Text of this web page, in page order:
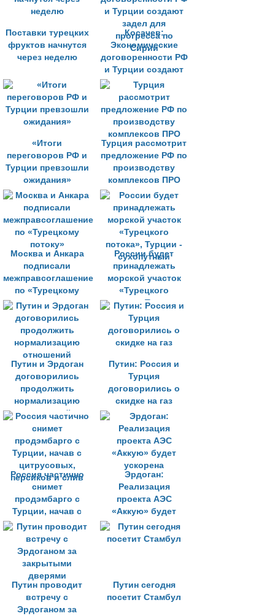
Поставки турецких
фруктов начнутся
через неделю
Косачев:
Экономические
договоренности РФ
и Турции создают
задел для
прогресса по
Сирии
«Итоги
переговоров РФ и
Турции превзошли
ожидания»
Турция рассмотрит
предложение РФ по
производству
комплексов ПРО
Москва и Анкара
подписали
межправсоглашение
по «Турецкому
потоку»
России будет
принадлежать
морской участок
«Турецкого
потока», Турции -
сухопутный
Путин и Эрдоган
договорились
продолжить
нормализацию
отношений
Путин: Россия и
Турция
договорились о
скидке на газ
Россия частично
снимет
продэмбарго с
Турции, начав с
цитрусовых,
персиков и слив
Эрдоган:
Реализация
проекта АЭС
«Аккую» будет
ускорена
Путин проводит
встречу с
Эрдоганом за
Путин сегодня
посетит Стамбул